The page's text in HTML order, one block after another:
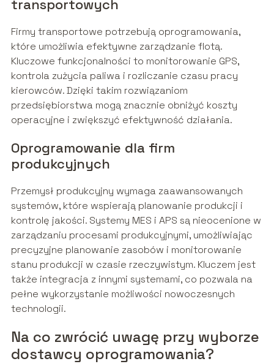
transportowych
Firmy transportowe potrzebują oprogramowania,
które umożliwia efektywne zarządzanie flotą.
Kluczowe funkcjonalności to monitorowanie GPS,
kontrola zużycia paliwa i rozliczanie czasu pracy
kierowców. Dzięki takim rozwiązaniom
przedsiębiorstwa mogą znacznie obniżyć koszty
operacyjne i zwiększyć efektywność działania.
Oprogramowanie dla firm
produkcyjnych
Przemysł produkcyjny wymaga zaawansowanych
systemów, które wspierają planowanie produkcji i
kontrolę jakości. Systemy MES i APS są nieocenione w
zarządzaniu procesami produkcyjnymi, umożliwiając
precyzyjne planowanie zasobów i monitorowanie
stanu produkcji w czasie rzeczywistym. Kluczem jest
także integracja z innymi systemami, co pozwala na
pełne wykorzystanie możliwości nowoczesnych
technologii.
Na co zwrócić uwagę przy wyborze
dostawcy oprogramowania?